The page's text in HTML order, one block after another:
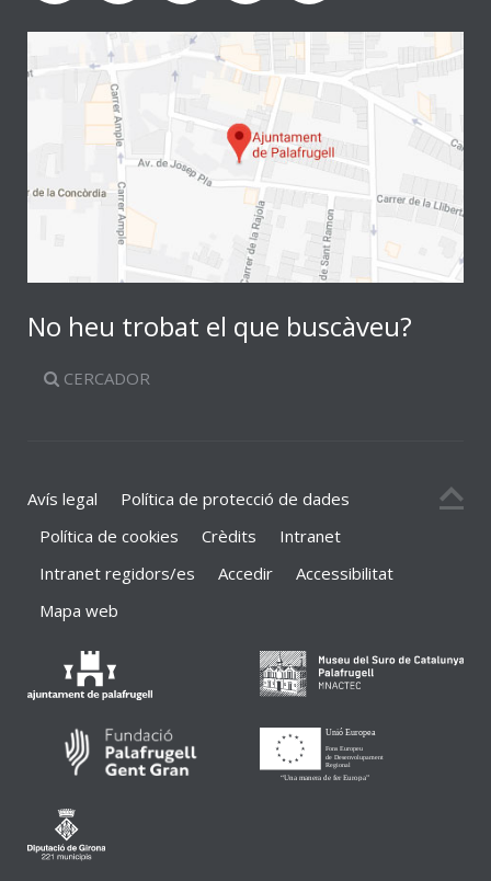
No heu trobat el que buscàveu?
CERCADOR
Avís legal
Política de protecció de dades
Política de cookies
Crèdits
Intranet
Intranet regidors/es
Accedir
Accessibilitat
Mapa web